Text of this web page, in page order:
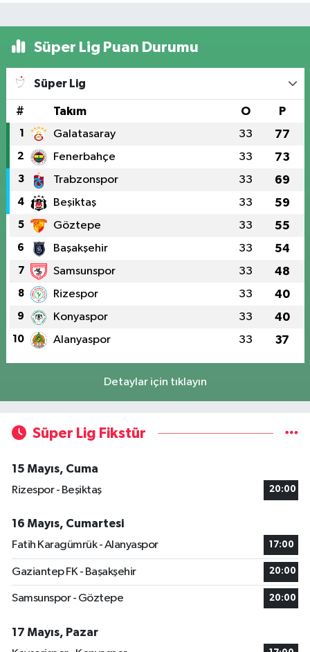
Süper Lig Puan Durumu
Süper Lig
# Takım O P
1 Galatasaray 33 77
2 Fenerbahçe 33 73
3 Trabzonspor 33 69
4 Beşiktaş 33 59
5 Göztepe 33 55
6 Başakşehir 33 54
7 Samsunspor 33 48
8 Rizespor 33 40
9 Konyaspor 33 40
10 Alanyaspor 33 37
Detaylar için tıklayın
Süper Lig Fikstür
15 Mayıs, Cuma
Rizespor - Beşiktaş
20:00
16 Mayıs, Cumartesi
Fatih Karagümrük - Alanyaspor
17:00
Gaziantep FK - Başakşehir 20:00
Samsunspor - Göztepe 20:00
17 Mayıs, Pazar